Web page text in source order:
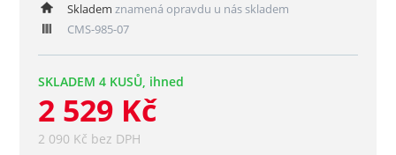
Skladem znamená opravdu u nás skladem
CMS-985-07
SKLADEM 4 KUSŮ, ihned
2 529 Kč
2 090 Kč bez DPH